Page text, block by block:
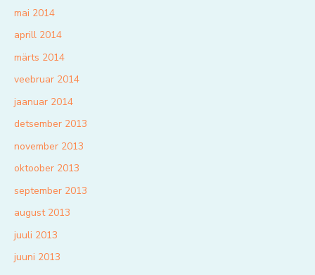
mai 2014
aprill 2014
märts 2014
veebruar 2014
jaanuar 2014
detsember 2013
november 2013
oktoober 2013
september 2013
august 2013
juuli 2013
juuni 2013